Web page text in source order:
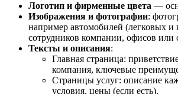
Логотип и фирменные цвета —
Изображения и фотографии:
например автомобилей (легковых и
сотрудников компании, офисов или
Тексты и описания:
Главная страница:
компания, ключевые
Страницы услуг: описание
условия, цены (если есть).